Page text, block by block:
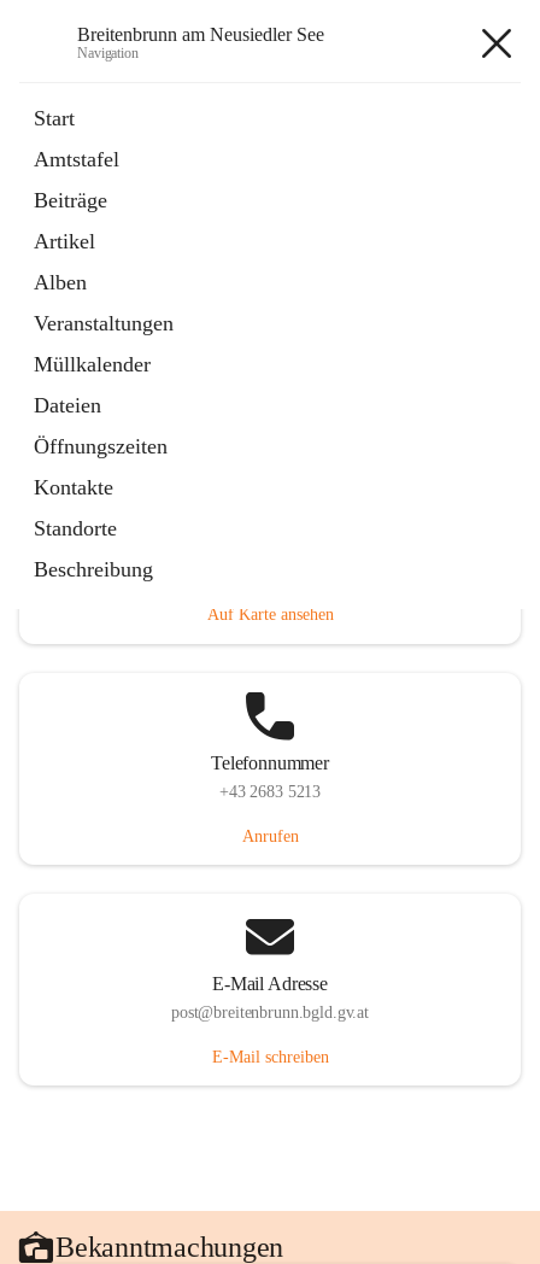
Breitenbrunn am Neusiedler See
Navigation
Start
Amtstafel
Beiträge
Artikel
Alben
Veranstaltungen
Müllkalender
Dateien
Öffnungszeiten
Kontakte
Standorte
Beschreibung
18 Schnellzugriffe
Gemeindeservice
Auf Karte ansehen
Telefonnummer
+43 2683 5213
Anrufen
E-Mail Adresse
post@breitenbrunn.bgld.gv.at
E-Mail schreiben
Bekanntmachungen